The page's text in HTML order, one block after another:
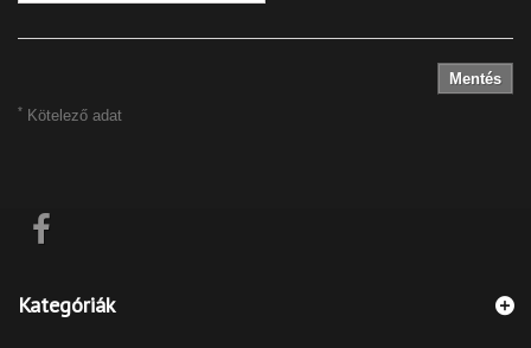
Mentés
* Kötelező adat
Kategóriák